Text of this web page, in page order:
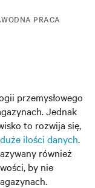
PRACA
przemysłowego
Jednak
to rozwija się,
duże ilości danych.
również
by nie